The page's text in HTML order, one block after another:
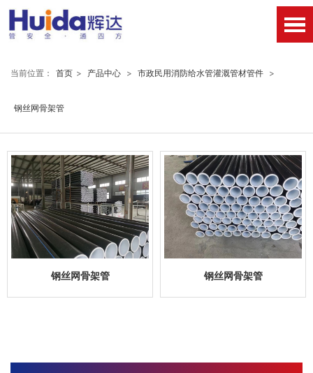
当前位置： 首页 > 产品中心 > 市政民用消防给水管灌溉管材管件 >
钢丝网骨架管
钢丝网骨架管 钢丝网骨架管